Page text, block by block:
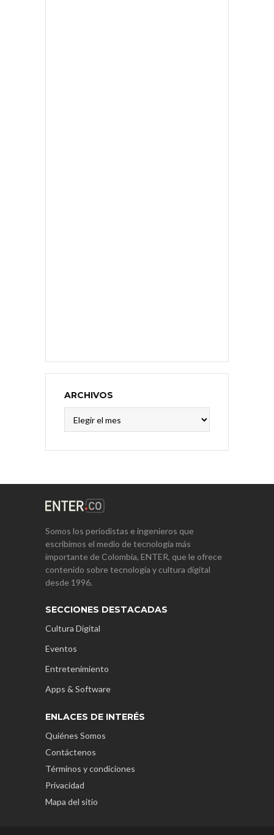
ARCHIVOS
Somos los periodistas e ingenieros que
escribimos el medio de tecnología más
importante de Colombia, ENTER, que le ofrece
contenido sobre tecnología y cultura digital
desde 1996.
SECCIONES DESTACADAS
Cultura Digital
Eventos
Entretenimiento
Apps & Software
ENLACES DE INTERÉS
Quiénes Somos
Contáctenos
Términos y condiciones
Privacidad
Mapa del sitio